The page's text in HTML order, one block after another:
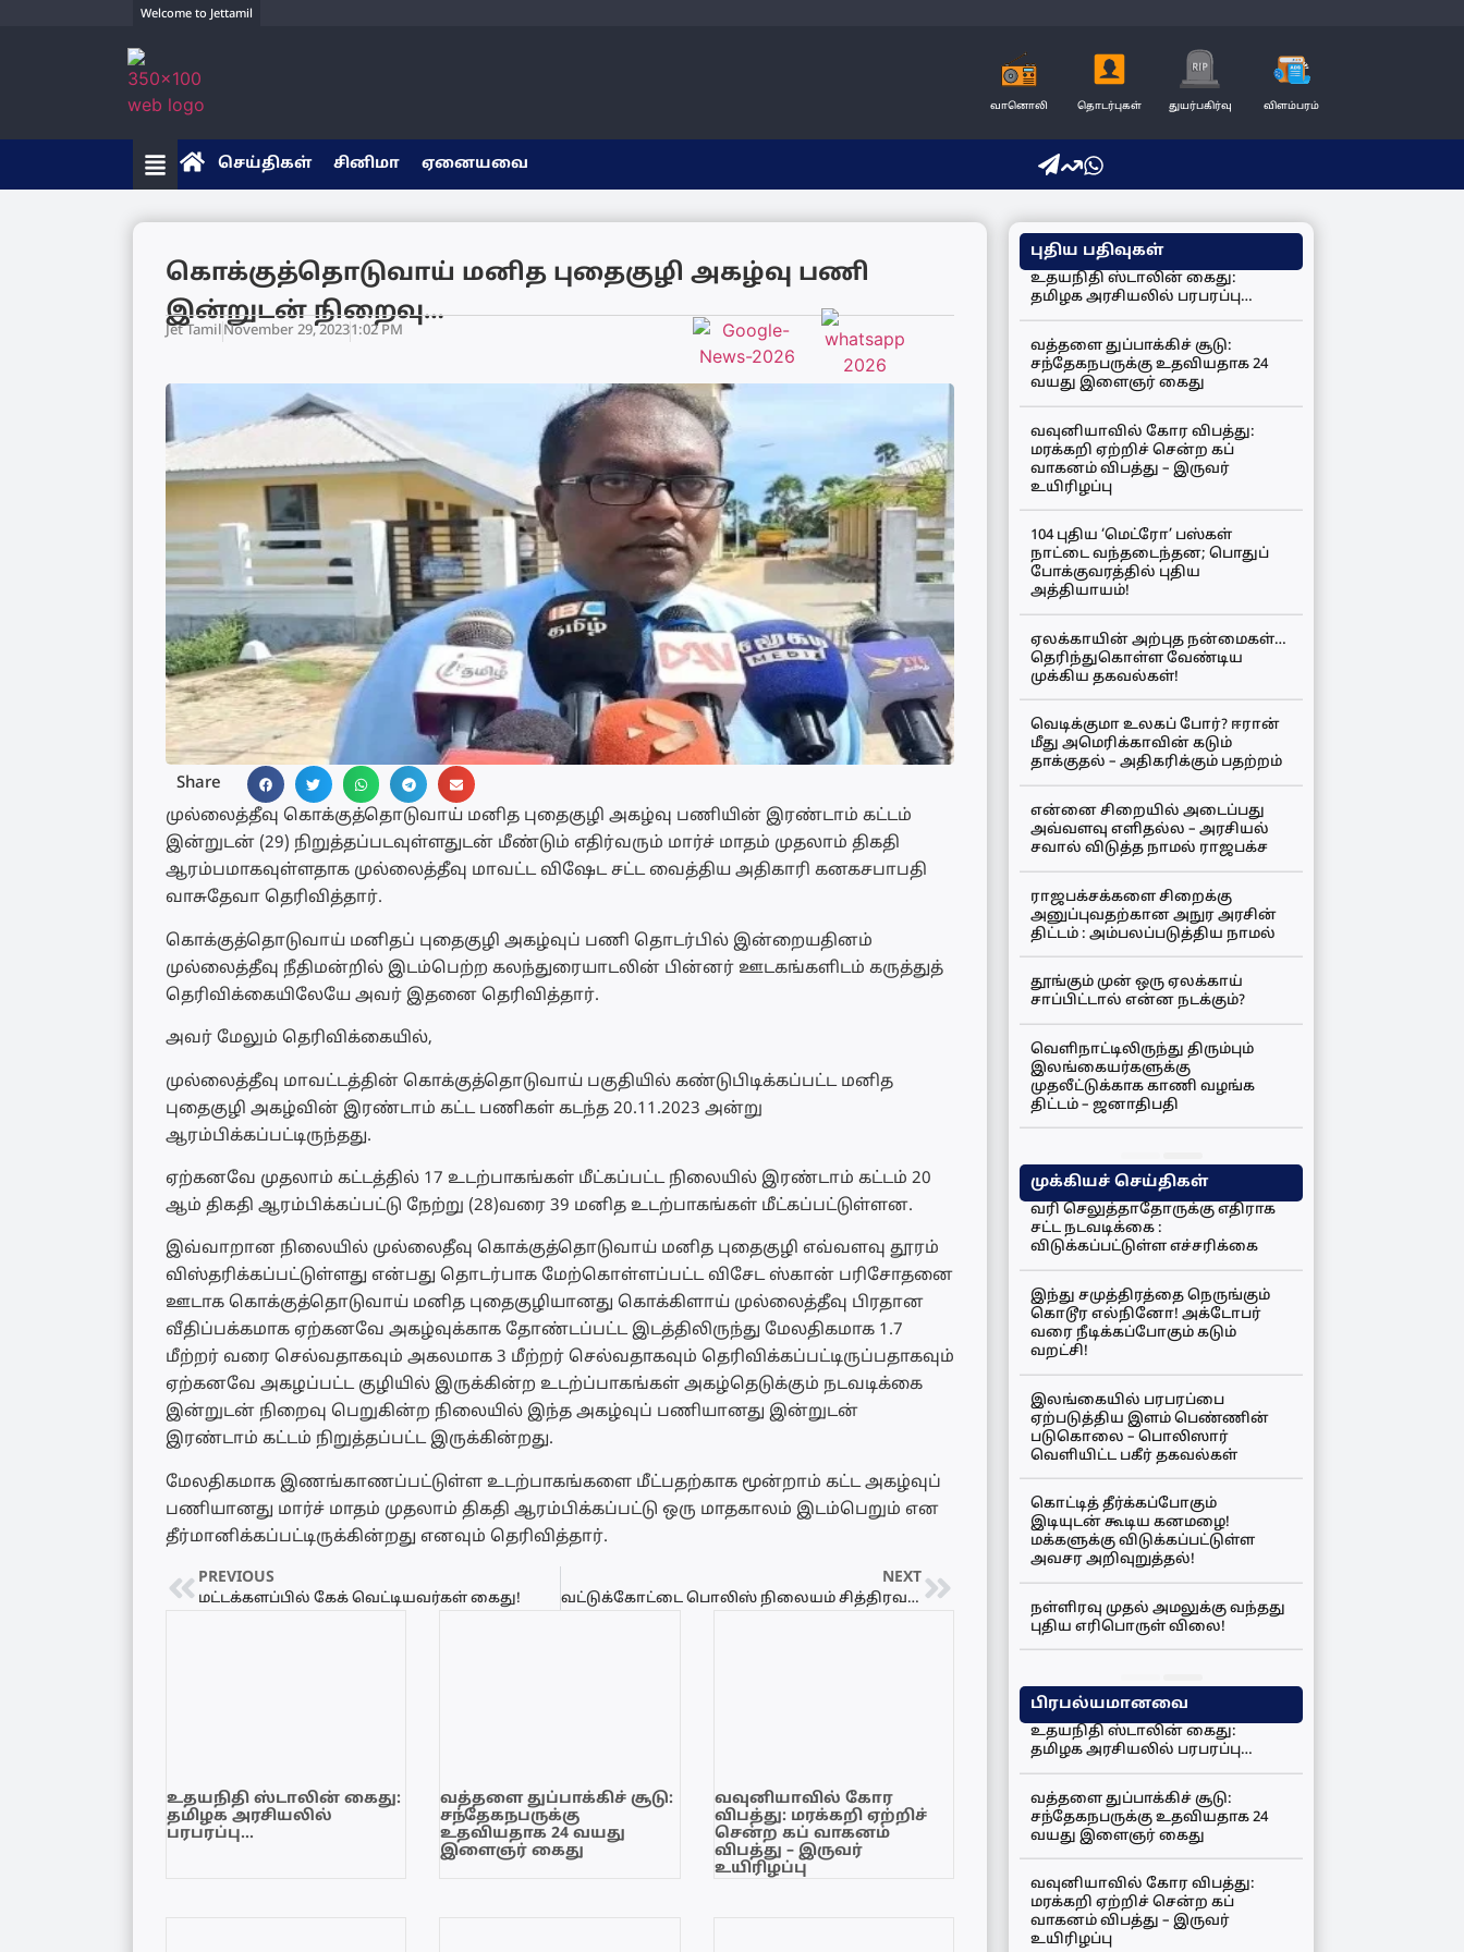
Welcome to Jettamil
வானொலி தொடர்புகள் துயர்பகிர்வு விளம்பரம்
செய்திகள் சினிமா ஏனையவை
கொக்குத்தொடுவாய் மனித புதைகுழி அகழ்வு பணி
இன்றுடன் நிறைவு…
Jet TamilNovember 29, 20231:02 PM
Share
முல்லைத்தீவு கொக்குத்தொடுவாய் மனித புதைகுழி அகழ்வு பணியின் இரண்டாம் கட்டம்
இன்றுடன் (29) நிறுத்தப்படவுள்ளதுடன் மீண்டும் எதிர்வரும் மார்ச் மாதம் முதலாம் திகதி
ஆரம்பமாகவுள்ளதாக முல்லைத்தீவு மாவட்ட விஷேட சட்ட வைத்திய அதிகாரி கனகசபாபதி
வாசுதேவா தெரிவித்தார்.
கொக்குத்தொடுவாய் மனிதப் புதைகுழி அகழ்வுப் பணி தொடர்பில் இன்றையதினம்
முல்லைத்தீவு நீதிமன்றில் இடம்பெற்ற கலந்துரையாடலின் பின்னர் ஊடகங்களிடம் கருத்துத்
தெரிவிக்கையிலேயே அவர் இதனை தெரிவித்தார்.
அவர் மேலும் தெரிவிக்கையில்,
முல்லைத்தீவு மாவட்டத்தின் கொக்குத்தொடுவாய் பகுதியில் கண்டுபிடிக்கப்பட்ட மனித
புதைகுழி அகழ்வின் இரண்டாம் கட்ட பணிகள் கடந்த 20.11.2023 அன்று
ஆரம்பிக்கப்பட்டிருந்தது.
ஏற்கனவே முதலாம் கட்டத்தில் 17 உடற்பாகங்கள் மீட்கப்பட்ட நிலையில் இரண்டாம் கட்டம் 20
ஆம் திகதி ஆரம்பிக்கப்பட்டு நேற்று (28)வரை 39 மனித உடற்பாகங்கள் மீட்கப்பட்டுள்ளன.
இவ்வாறான நிலையில் முல்லைதீவு கொக்குத்தொடுவாய் மனித புதைகுழி எவ்வளவு தூரம்
விஸ்தரிக்கப்பட்டுள்ளது என்பது தொடர்பாக மேற்கொள்ளப்பட்ட விசேட ஸ்கான் பரிசோதனை
ஊடாக கொக்குத்தொடுவாய் மனித புதைகுழியானது கொக்கிளாய் முல்லைத்தீவு பிரதான
வீதிப்பக்கமாக ஏற்கனவே அகழ்வுக்காக தோண்டப்பட்ட இடத்திலிருந்து மேலதிகமாக 1.7
மீற்றர் வரை செல்வதாகவும் அகலமாக 3 மீற்றர் செல்வதாகவும் தெரிவிக்கப்பட்டிருப்பதாகவும்
ஏற்கனவே அகழப்பட்ட குழியில் இருக்கின்ற உடற்ப்பாகங்கள் அகழ்தெடுக்கும் நடவடிக்கை
இன்றுடன் நிறைவு பெறுகின்ற நிலையில் இந்த அகழ்வுப் பணியானது இன்றுடன்
இரண்டாம் கட்டம் நிறுத்தப்பட்ட இருக்கின்றது.
மேலதிகமாக இணங்காணப்பட்டுள்ள உடற்பாகங்களை மீட்பதற்காக மூன்றாம் கட்ட அகழ்வுப்
பணியானது மார்ச் மாதம் முதலாம் திகதி ஆரம்பிக்கப்பட்டு ஒரு மாதகாலம் இடம்பெறும் என
தீர்மானிக்கப்பட்டிருக்கின்றது எனவும் தெரிவித்தார்.
PREVIOUS
மட்டக்களப்பில் கேக் வெட்டியவர்கள் கைது!
NEXT
வட்டுக்கோட்டை பொலிஸ் நிலையம் சித்திரவதை கூடமாகவே காணப்பட்டது – சுகாஷ் பகீர் தகவல்
உதயநிதி ஸ்டாலின் கைது:
தமிழக அரசியலில்
பரபரப்பு…
வத்தளை துப்பாக்கிச் சூடு:
சந்தேகநபருக்கு
உதவியதாக 24 வயது
இளைஞர் கைது
வவுனியாவில் கோர
விபத்து: மரக்கறி ஏற்றிச்
சென்ற கப் வாகனம்
விபத்து – இருவர்
உயிரிழப்பு
புதிய பதிவுகள்
உதயநிதி ஸ்டாலின் கைது:
தமிழக அரசியலில் பரபரப்பு…
வத்தளை துப்பாக்கிச் சூடு:
சந்தேகநபருக்கு உதவியதாக 24
வயது இளைஞர் கைது
வவுனியாவில் கோர விபத்து:
மரக்கறி ஏற்றிச் சென்ற கப்
வாகனம் விபத்து – இருவர்
உயிரிழப்பு
104 புதிய ‘மெட்ரோ’ பஸ்கள்
நாட்டை வந்தடைந்தன; பொதுப்
போக்குவரத்தில் புதிய
அத்தியாயம்!
ஏலக்காயின் அற்புத நன்மைகள்…
தெரிந்துகொள்ள வேண்டிய
முக்கிய தகவல்கள்!
வெடிக்குமா உலகப் போர்? ஈரான்
மீது அமெரிக்காவின் கடும்
தாக்குதல் – அதிகரிக்கும் பதற்றம்
என்னை சிறையில் அடைப்பது
அவ்வளவு எளிதல்ல – அரசியல்
சவால் விடுத்த நாமல் ராஜபக்ச
ராஜபக்சக்களை சிறைக்கு
அனுப்புவதற்கான அநுர அரசின்
திட்டம் : அம்பலப்படுத்திய நாமல்
தூங்கும் முன் ஒரு ஏலக்காய்
சாப்பிட்டால் என்ன நடக்கும்?
வெளிநாட்டிலிருந்து திரும்பும்
இலங்கையர்களுக்கு
முதலீட்டுக்காக காணி வழங்க
திட்டம் – ஜனாதிபதி
முக்கியச் செய்திகள்
வரி செலுத்தாதோருக்கு எதிராக
சட்ட நடவடிக்கை :
விடுக்கப்பட்டுள்ள எச்சரிக்கை
இந்து சமுத்திரத்தை நெருங்கும்
கொடூர எல்நினோ! அக்டோபர்
வரை நீடிக்கப்போகும் கடும்
வறட்சி!
இலங்கையில் பரபரப்பை
ஏற்படுத்திய இளம் பெண்ணின்
படுகொலை – பொலிஸார்
வெளியிட்ட பகீர் தகவல்கள்
கொட்டித் தீர்க்கப்போகும்
இடியுடன் கூடிய கனமழை!
மக்களுக்கு விடுக்கப்பட்டுள்ள
அவசர அறிவுறுத்தல்!
நள்ளிரவு முதல் அமலுக்கு வந்தது
புதிய எரிபொருள் விலை!
பிரபல்யமானவை
உதயநிதி ஸ்டாலின் கைது:
தமிழக அரசியலில் பரபரப்பு…
வத்தளை துப்பாக்கிச் சூடு:
சந்தேகநபருக்கு உதவியதாக 24
வயது இளைஞர் கைது
வவுனியாவில் கோர விபத்து:
மரக்கறி ஏற்றிச் சென்ற கப்
வாகனம் விபத்து – இருவர்
உயிரிழப்பு